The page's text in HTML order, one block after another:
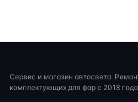
Сервис и магазин автосвета.
комплектующих для фар с 2018